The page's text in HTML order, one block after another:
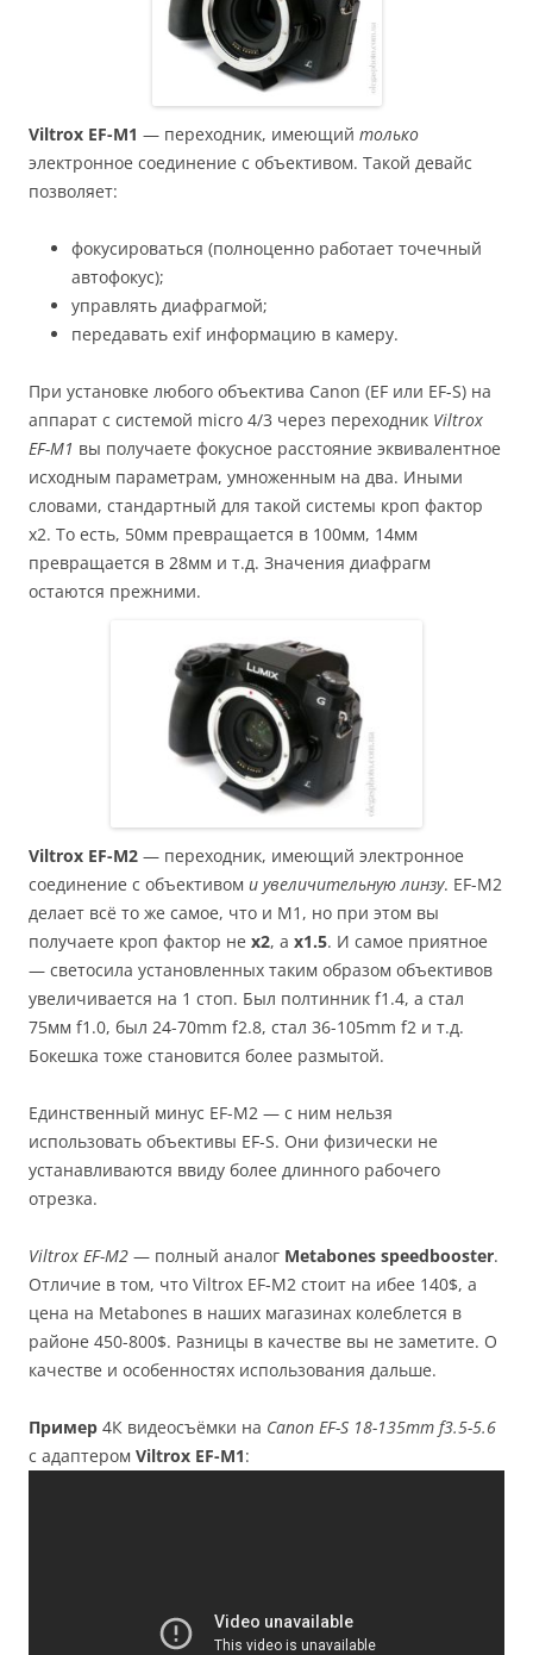
Viltrox EF-M1 — переходник, имеющий только
электронное соединение с объективом. Такой девайс
позволяет:
фокусироваться (полноценно работает точечный
автофокус);
управлять диафрагмой;
передавать exif информацию в камеру.
При установке любого объектива Canon (EF или EF-S) на
аппарат с системой micro 4/3 через переходник Viltrox
EF-M1 вы получаете фокусное расстояние эквивалентное
исходным параметрам, умноженным на два. Иными
словами, стандартный для такой системы кроп фактор
х2. То есть, 50мм превращается в 100мм, 14мм
превращается в 28мм и т.д. Значения диафрагм
остаются прежними.
Viltrox EF-M2 — переходник, имеющий электронное
соединение с объективом и увеличительную линзу. EF-M2
делает всё то же самое, что и M1, но при этом вы
получаете кроп фактор не x2, а x1.5. И самое приятное
— светосила установленных таким образом объективов
увеличивается на 1 стоп. Был полтинник f1.4, а стал
75мм f1.0, был 24-70mm f2.8, стал 36-105mm f2 и т.д.
Бокешка тоже становится более размытой.
Единственный минус EF-M2 — с ним нельзя
использовать объективы EF-S. Они физически не
устанавливаются ввиду более длинного рабочего
отрезка.
Viltrox EF-M2 — полный аналог Metabones speedbooster.
Отличие в том, что Viltrox EF-M2 стоит на ибее 140$, а
цена на Metabones в наших магазинах колеблется в
районе 450-800$. Разницы в качестве вы не заметите. О
качестве и особенностях использования дальше.
Пример 4К видеосъёмки на Canon EF-S 18-135mm f3.5-5.6
с адаптером Viltrox EF-M1: